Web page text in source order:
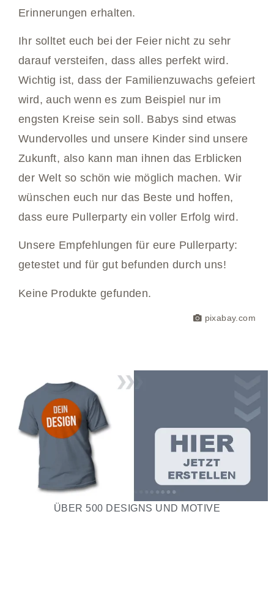
Erinnerungen erhalten.
Ihr solltet euch bei der Feier nicht zu sehr
darauf versteifen, dass alles perfekt wird.
Wichtig ist, dass der Familienzuwachs gefeiert
wird, auch wenn es zum Beispiel nur im
engsten Kreise sein soll. Babys sind etwas
Wundervolles und unsere Kinder sind unsere
Zukunft, also kann man ihnen das Erblicken
der Welt so schön wie möglich machen. Wir
wünschen euch nur das Beste und hoffen,
dass eure Pullerparty ein voller Erfolg wird.
Unsere Empfehlungen für eure Pullerparty:
getestet und für gut befunden durch uns!
Keine Produkte gefunden.
pixabay.com
ÜBER 500 DESIGNS UND MOTIVE